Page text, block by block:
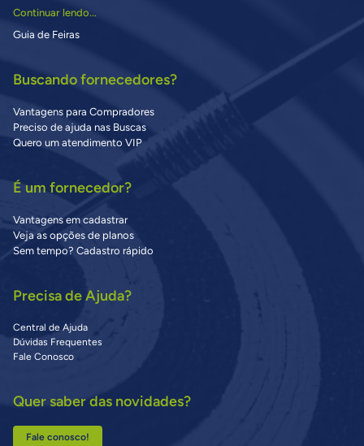
Continuar lendo...
Guia de Feiras
Buscando fornecedores?
Vantagens para Compradores
Preciso de ajuda nas Buscas
Quero um atendimento VIP
É um fornecedor?
Vantagens em cadastrar
Veja as opções de planos
Sem tempo? Cadastro rápido
Precisa de Ajuda?
Central de Ajuda
Dúvidas Frequentes
Fale Conosco
Quer saber das novidades?
Fale conosco!